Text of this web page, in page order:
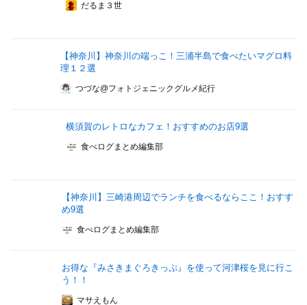
だるま３世
【神奈川】神奈川の端っこ！三浦半島で食べたいマグロ料
理１２選
つづな@フォトジェニックグルメ紀行
横須賀のレトロなカフェ！おすすめのお店9選
食べログまとめ編集部
【神奈川】三崎港周辺でランチを食べるならここ！おすす
め9選
食べログまとめ編集部
お得な『みさきまぐろきっぷ』を使って河津桜を見に行こ
う！！
マサえもん